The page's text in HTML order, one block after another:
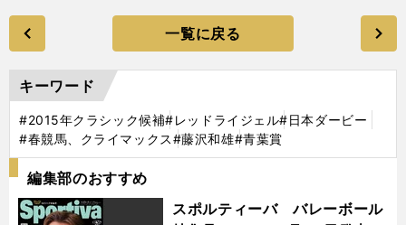
一覧に戻る
キーワード
#2015年クラシック候補#レッドライジェル#日本ダービー
#春競馬、クライマックス#藤沢和雄#青葉賞
編集部のおすすめ
スポルティーバ バレーボール